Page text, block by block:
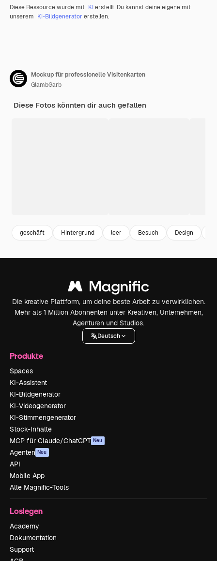
Diese Ressource wurde mit KIerstellt. Du kannst deine eigene mit
unserem KI-Bildgenerator erstellen.
Mockup für professionelle Visitenkarten
GlambGarb
Diese Fotos könnten dir auch gefallen
geschäft Hintergrund leer Besuch Design
Die kreative Plattform, um deine beste Arbeit zu verwirklichen.
Mehr als 1 Million Abonnenten unter Kreativen, Unternehmen,
Agenturen und Studios.
Deutsch
Produkte
Spaces
KI-Assistent
KI-Bildgenerator
KI-Videogenerator
KI-Stimmengenerator
Stock-Inhalte
MCP für Claude/ChatGPT Neu
Agenten Neu
API
Mobile App
Alle Magnific-Tools
Loslegen
Academy
Dokumentation
Support